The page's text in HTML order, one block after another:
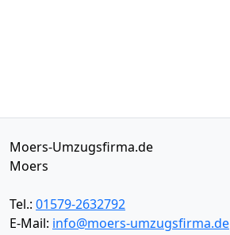
Moers-Umzugsfirma.de
Moers
Tel.: 01579-2632792
E-Mail: info@moers-umzugsfirma.de